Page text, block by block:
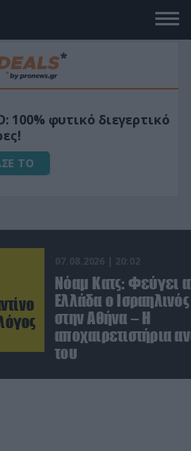
τον κήπο σου με το
Μίνι Αλυσοπρίονο με
λιθίου
ΤΟ
07.08.2026 | 20:02
Νόαμ Κατς: Φεύγει
Ελλάδα ο
στην Αθήνα – Η
αποχαιρετιστήρια
του